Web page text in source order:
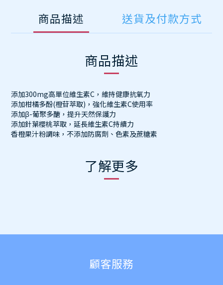
商品描述 送貨及付款方式
商品描述
添加300mg高單位維生素C，維持健康抗氧力
添加柑橘多酚(橙苷萃取)，強化維生素C使用率
添加β-葡聚多醣，提升天然保護力
添加針葉櫻桃萃取，延長維生素C持續力
香橙果汁粉調味，不添加防腐劑、色素及蔗糖素
了解更多
顧客服務